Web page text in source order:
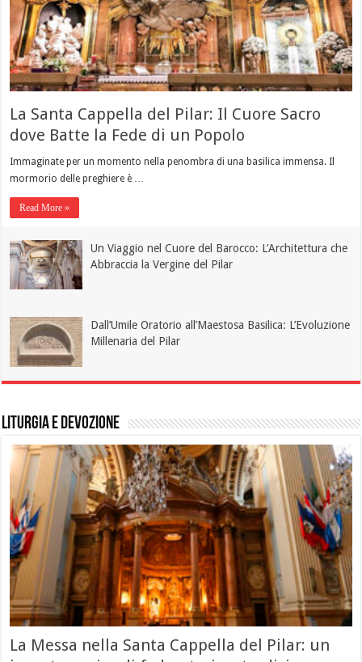
La Santa Cappella del Pilar: Il Cuore Sacro
dove Batte la Fede di un Popolo
Immaginate per un momento nella penombra di una basilica immensa. Il
mormorio delle preghiere è …
Read More »
Un Viaggio nel Cuore del Barocco: L’Architettura che
Abbraccia la Vergine del Pilar
Dall’Umile Oratorio all’Maestosa Basilica: L’Evoluzione
Millenaria del Pilar
Liturgia e Devozione
La Messa nella Santa Cappella del Pilar: un